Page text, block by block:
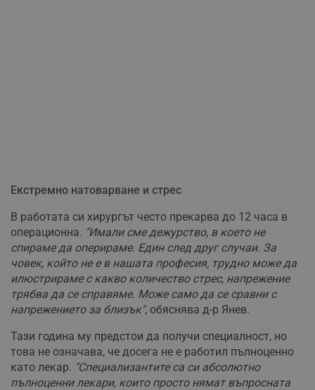
Екстремно натоварване и стрес
В работата си хирургът често прекарва до 12 часа в
операционна. "Имали сме дежурство, в което не
спираме да оперираме. Един след друг случаи. За
човек, който не е в нашата професия, трудно може да
илюстрираме с какво количество стрес, напрежение
трябва да се справяме. Може само да се сравни с
напрежението за близък", обяснява д-р Янев.
Тази година му предстои да получи специалност, но
това не означава, че досега не е работил пълноценно
като лекар. "Специализантите са си абсолютно
пълноценни лекари, които просто нямат въпросната